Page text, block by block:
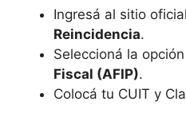
Ingresá al sitio
Reincidencia.
Seleccioná la opción
Fiscal (AFIP).
Colocá tu CUIT y